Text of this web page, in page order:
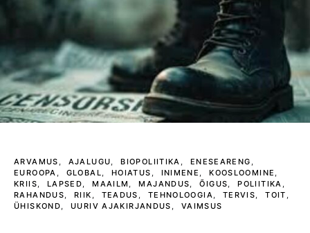
ARVAMUS AJALUGU BIOPOLIITIKA
ENESEARENG
EUROOPA
GLOBAL HOIATUS INIMENE
KOOSLOOMINE
KRIIS
LAPSED MAAILM MAJANDUS ÕIGUS
POLIITIKA
RAHANDUS
RIIK TEADUS TEHNOLOOGIA TERVIS
TOIT
ÜHISKOND
UURIV AJAKIRJANDUS VAIMSUS